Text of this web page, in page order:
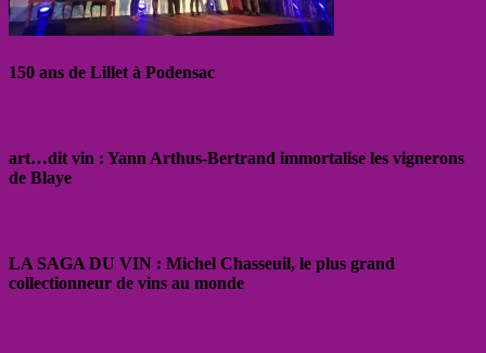
150 ans de Lillet à Podensac
art…dit vin : Yann Arthus-Bertrand immortalise les vignerons
de Blaye
LA SAGA DU VIN : Michel Chasseuil, le plus grand
collectionneur de vins au monde